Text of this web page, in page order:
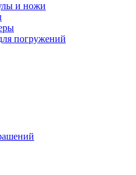
и ножи
погружений